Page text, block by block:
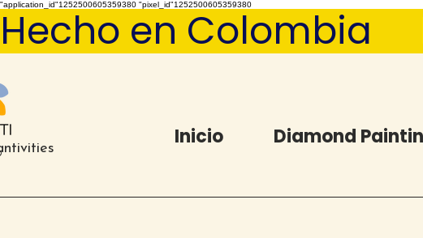
"application_id"1252500605359380 "pixel_id"1252500605359380
Hecho en Colombia
Inicio Diamond